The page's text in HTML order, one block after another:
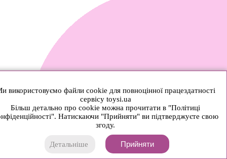
використовуємо файли cookie для повноцінної працездатності
сервісу toysi.ua
Більш детально про cookie можна прочитати в "Політиці
Натискаючи "Прийняти" ви підтверджуєте свою
згоду.
Детальніше Прийняти